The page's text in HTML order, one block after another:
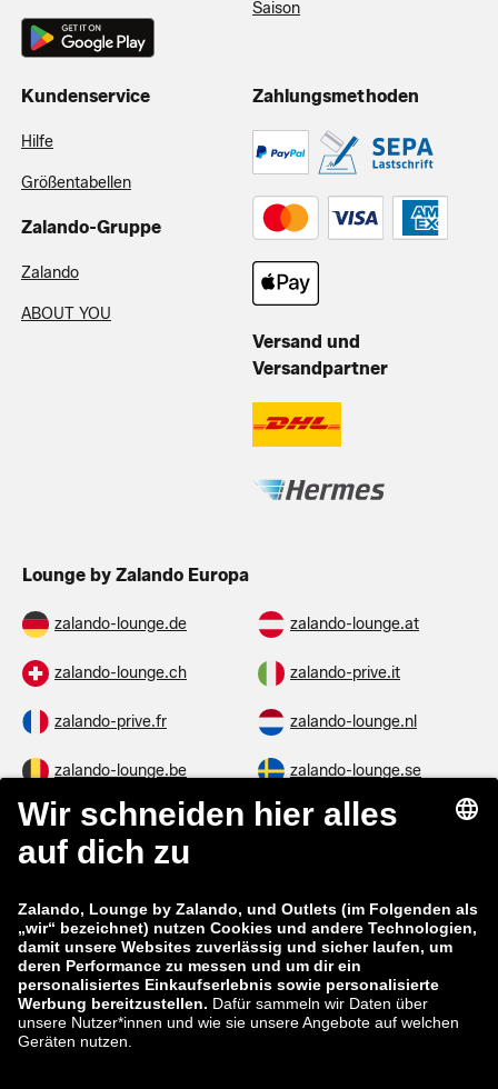
Saison
Kundenservice
Hilfe
Größentabellen
Zalando-Gruppe
Zalando
ABOUT YOU
Zahlungsmethoden
Versand und
Versandpartner
Lounge by Zalando Europa
zalando-lounge.de zalando-lounge.at
zalando-lounge.ch zalando-prive.it
zalando-prive.fr zalando-lounge.nl
zalando-lounge.be zalando-lounge.se
zalando-lounge.fi zalando-lounge.dk
zalando-lounge.co.uk
zalando-prive.es zalando-lounge.cz
zalando-lounge.lt zalando-lounge.sk
zalando-lounge.ro zalando-lounge.hr